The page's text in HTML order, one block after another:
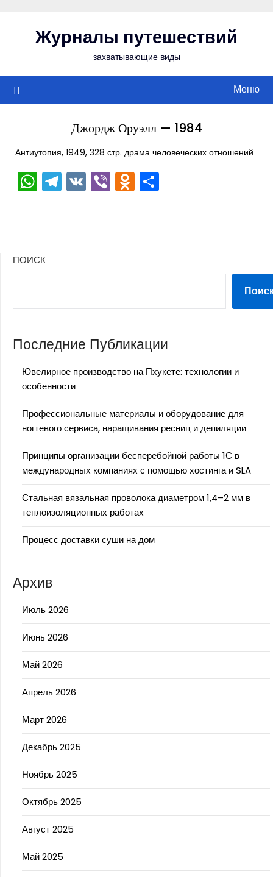
содержимомуЖурналы путешествий
захватывающие виды
Меню
Джордж Оруэлл — 1984
Антиутопия, 1949, 328 стр. драма человеческих отношений
WhatsApp
Telegram
VKViberOdnoklassniki
ПОИСК
Последние Публикации
Ювелирное производство на Пхукете: технологии и
особенности
Профессиональные материалы и оборудование для
ногтевого сервиса, наращивания ресниц и депиляции
Принципы организации бесперебойной работы 1С в
международных компаниях с помощью хостинга и SLA
Стальная вязальная проволока диаметром 1,4–2 мм в
теплоизоляционных работах
Процесс доставки суши на дом
Архив
Июль 2026
Июнь 2026
Май 2026
Апрель 2026
Март 2026
Декабрь 2025
Ноябрь 2025
Октябрь 2025
Август 2025
Май 2025